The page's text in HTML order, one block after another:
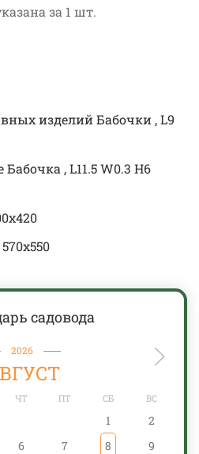
за 1 шт.
изделий Бабочки , L9
, L11.5 W0.3 H6
садовода
2026
ЧТ ПТ СБ ВС
1
2
6 7 8
9